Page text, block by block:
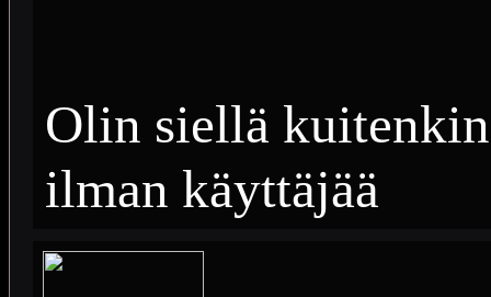
Olin siellä
ilman käyttäjää